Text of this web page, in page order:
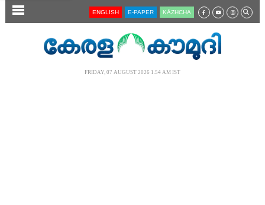
SECTIONS ENGLISH E-PAPER KĀZHCHA
FRIDAY, 07 AUGUST 2026 1.54 AM IST